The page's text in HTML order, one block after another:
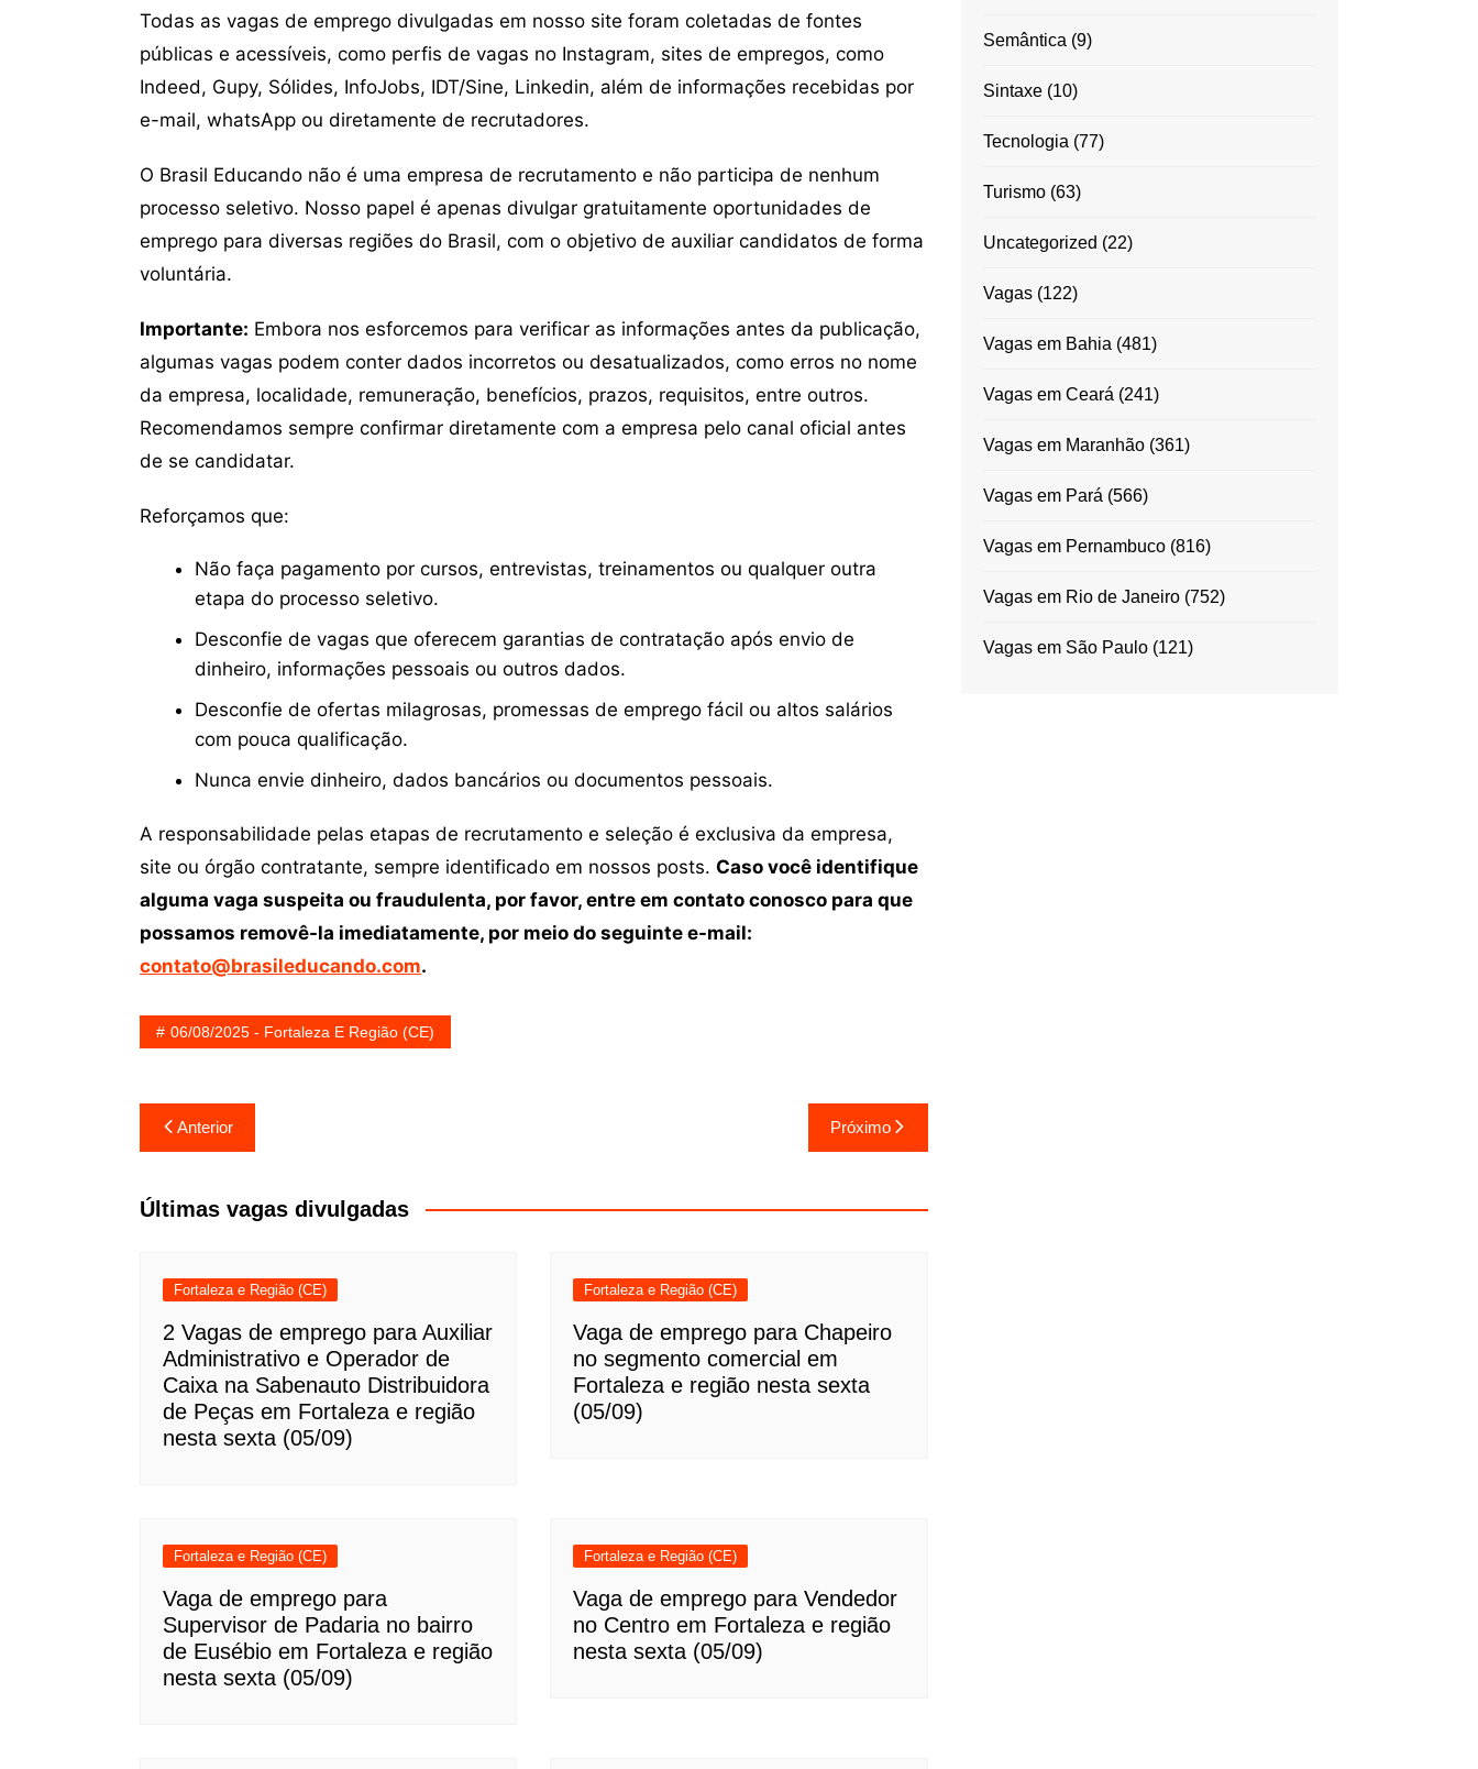
Todas as vagas de emprego divulgadas em nosso site foram coletadas de fontes
públicas e acessíveis, como perfis de vagas no Instagram, sites de empregos, como
Indeed, Gupy, Sólides, InfoJobs, IDT/Sine, Linkedin, além de informações recebidas por
e-mail, whatsApp ou diretamente de recrutadores.
O Brasil Educando não é uma empresa de recrutamento e não participa de nenhum
processo seletivo. Nosso papel é apenas divulgar gratuitamente oportunidades de
emprego para diversas regiões do Brasil, com o objetivo de auxiliar candidatos de forma
voluntária.
Importante: Embora nos esforcemos para verificar as informações antes da publicação,
algumas vagas podem conter dados incorretos ou desatualizados, como erros no nome
da empresa, localidade, remuneração, benefícios, prazos, requisitos, entre outros.
Recomendamos sempre confirmar diretamente com a empresa pelo canal oficial antes
de se candidatar.
Reforçamos que:
Não faça pagamento por cursos, entrevistas, treinamentos ou qualquer outra
etapa do processo seletivo.
Desconfie de vagas que oferecem garantias de contratação após envio de
dinheiro, informações pessoais ou outros dados.
Desconfie de ofertas milagrosas, promessas de emprego fácil ou altos salários
com pouca qualificação.
Nunca envie dinheiro, dados bancários ou documentos pessoais.
A responsabilidade pelas etapas de recrutamento e seleção é exclusiva da empresa,
site ou órgão contratante, sempre identificado em nossos posts. Caso você identifique
alguma vaga suspeita ou fraudulenta, por favor, entre em contato conosco para que
possamos removê-la imediatamente, por meio do seguinte e-mail:
contato@brasileducando.com.
06/08/2025 - Fortaleza E Região (CE)
Navegação
de
Post
Anterior Próximo
Últimas vagas divulgadas
Fortaleza e Região (CE)
2 Vagas de emprego para Auxiliar
Administrativo e Operador de
Caixa na Sabenauto Distribuidora
de Peças em Fortaleza e região
nesta sexta (05/09)
Fortaleza e Região (CE)
Vaga de emprego para Chapeiro
no segmento comercial em
Fortaleza e região nesta sexta
(05/09)
Fortaleza e Região (CE)
Vaga de emprego para
Supervisor de Padaria no bairro
de Eusébio em Fortaleza e região
nesta sexta (05/09)
Fortaleza e Região (CE)
Vaga de emprego para Vendedor
no Centro em Fortaleza e região
nesta sexta (05/09)
Semântica (9)
Sintaxe(10)
Tecnologia (77)
Turismo(63)
Uncategorized (22)
Vagas(122)
Vagas em Bahia (481)
Vagas em Ceará (241)
Vagas em Maranhão(361)
Vagas em Pará (566)
Vagas em Pernambuco(816)
Vagas em Rio de Janeiro(752)
Vagas em São Paulo(121)